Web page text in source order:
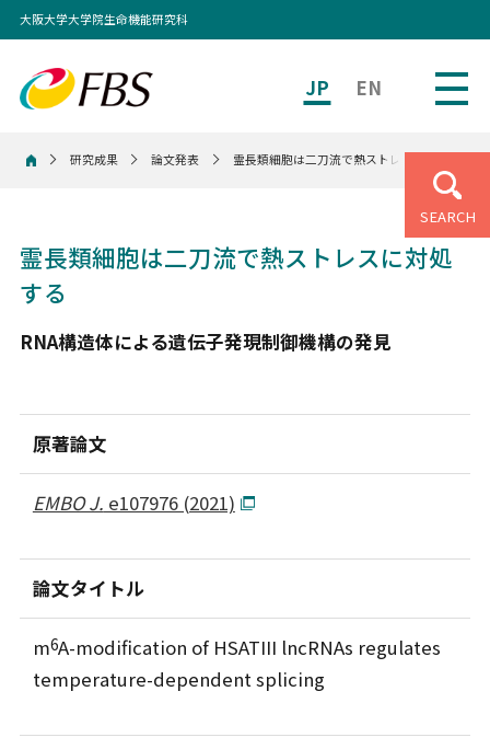
JP EN
大阪大学大学院生命機能研究科
SEARCH
ホーム研究成果 論文発表 霊長類細胞は二刀流で熱ストレスに対処する
霊長類細胞は二刀流で熱ストレスに対処
する
RNA構造体による遺伝子発現制御機構の発見
原著論文
EMBO J. e107976 (2021)
論文タイトル
m6A-modification of HSATIII lncRNAs regulates
temperature-dependent splicing